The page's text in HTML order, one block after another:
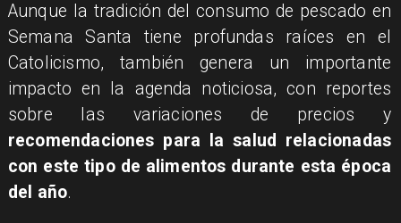
Aunque la tradición del consumo de pescado en
Semana Santa tiene profundas raíces en el
Catolicismo, también genera un importante
impacto en la agenda noticiosa, con reportes
sobre las variaciones de precios y
recomendaciones para la salud relacionadas
con este tipo de alimentos durante esta época
del año.